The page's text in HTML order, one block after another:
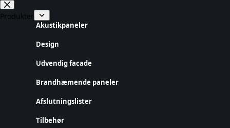
Fortsæt
til
indhold
Produkter
Akustikpaneler
Design
Udvendig facade
Brandhæmende paneler
Afslutningslister
Tilbehør